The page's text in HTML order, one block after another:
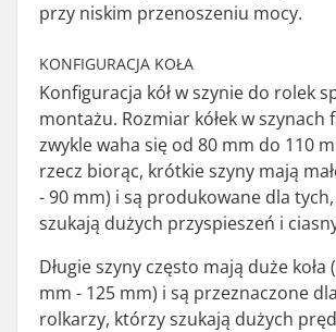
przy niskim przenoszeniu mocy.
KONFIGURACJA KOŁA
Konfiguracja kół w szynie do rolek
montażu. Rozmiar kółek w szynach
zwykle waha się od 80 mm do 110
rzecz biorąc, krótkie szyny mają
- 90 mm) i są produkowane dla
szukają dużych przyspieszeń i
Długie szyny często mają duże koła
mm - 125 mm) i są przeznaczone
rolkarzy, którzy szukają dużych